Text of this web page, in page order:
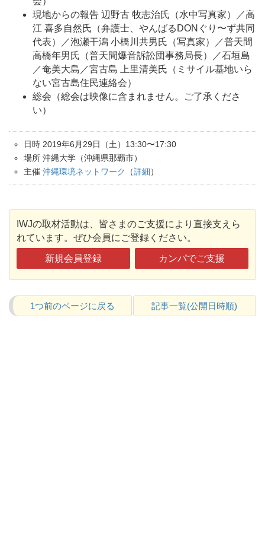
現地からの報告 辺野古 牧志治氏（水中写真家）／高
江 喜多自然氏（弁護士、やんばるDONぐり〜ず共同
代表）／泡瀬干潟 小橋川共男氏（写真家）／普天間
高橋年男氏（普天間爆音訴訟団事務局長）／石垣島
／奄美大島／宮古島 上里清美氏（ミサイル基地いら
ない宮古島住民連絡会）
総会（総会は映像に含まれません。ご了承くださ
い）
日時 2019年6月29日（土）13:30〜17:30
場所 沖縄大学（沖縄県那覇市）
主催 沖縄環境ネットワーク （詳細）
IWJの取材活動は、皆さまのご支援により直接支えら
れています。ぜひ会員にご登録ください。
新規会員登録 カンパでご支援
1つ前のページに戻る 記事一覧(公開日時順)